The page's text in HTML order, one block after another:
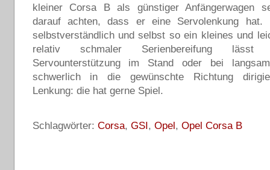
kleiner Corsa B als günstiger Anfängerwagen
darauf achten, dass er eine Servolenkung
selbstverständlich und selbst so ein kleines und
relativ schmaler Serienbereifung
Servounterstützung im Stand oder bei
schwerlich in die gewünschte Richtung
Lenkung: die hat gerne Spiel.
Schlagwörter: Corsa, GSI, Opel, Opel Corsa B